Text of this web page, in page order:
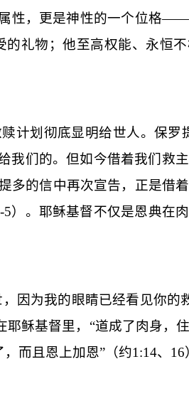
性，更是神性的一个位格
礼物；他至高权能、永恒不
计划彻底显明给世人。保罗
我们的。但如今借着我们救
多的信中再次宣告，正是借
5）。耶稣基督不仅是恩典在
因为我的眼睛已经看见你的
耶稣基督里，“道成了肉身，
而且恩上加恩”（约1:14、 16